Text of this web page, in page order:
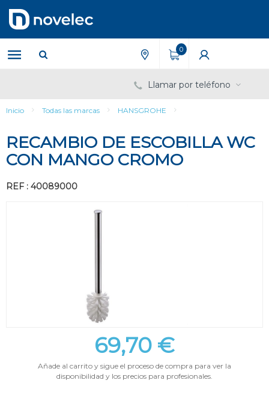
contenido
menú
de
navegación
0
Llamar por teléfono
Inicio Todas las marcas HANSGROHE
RECAMBIO DE ESCOBILLA WC
CON MANGO CROMO
REF : 40089000
69,70 €
Añade al carrito y sigue el proceso de compra para ver la
disponibilidad y los precios para profesionales.